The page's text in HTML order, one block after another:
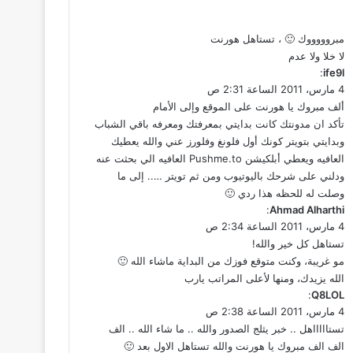
مبروووووك 🙂 ، تستاهل هورنت
لا خلا ولا عدم
ي
ق
و
ل
ife9l
:
4 مارس، 2011 الساعة 2:31 ص
ألف مبروك يا هورنت على الموقع وإلى الأمام
تأكد ان مدونتك كانت بدايتي بمعرفتك ومعرفه باقي الشباب
وبدايتي بتويتر كونك أول فلونغ وفلورز عني والله يعطيك
العافيه ويعطي أبلكيشن Pushme.to العافيه الي بحثت عنه
ودلني على شرحك باليوتيوب ومن ثم تويتر ….. إلى ما
وصلت له للحظه هذا ردي 🙂
ي
ق
و
ل
Ahmad Alharthi
:
4 مارس، 2011 الساعة 2:34 ص
تستاهل كل خير والله!
مو غريبة، وكنت متوقع فوزك من البداية ماشاء الله 🙂
الله يزيدك، ومنها لأعلى المراتب يارب
ي
ق
و
ل
Q8LOL
:
4 مارس، 2011 الساعة 2:38 ص
تستاااااهل .. خبر يثلج الصدور والله .. ما شاء الله .. الف
الف الف مبروك يا هورنت والله تستاهل الاول بعد 🙂